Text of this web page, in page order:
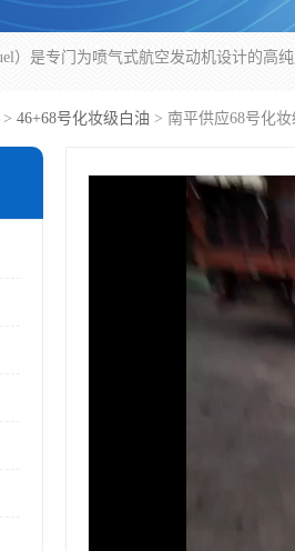
> 46+68号化妆级白油 > 南平供应68号化